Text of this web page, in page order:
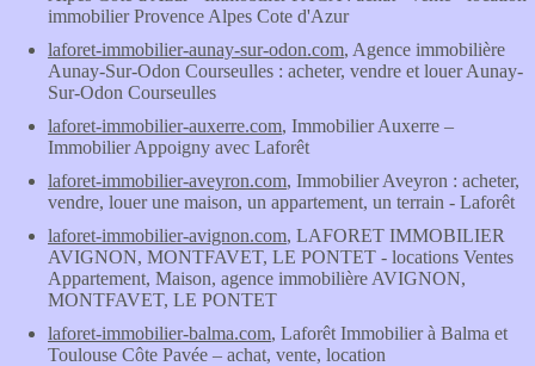
immobilier Provence Alpes Cote d'Azur
laforet-immobilier-aunay-sur-odon.com, Agence immobilière
Aunay-Sur-Odon Courseulles : acheter, vendre et louer Aunay-
Sur-Odon Courseulles
laforet-immobilier-auxerre.com, Immobilier Auxerre –
Immobilier Appoigny avec Laforêt
laforet-immobilier-aveyron.com, Immobilier Aveyron : acheter,
vendre, louer une maison, un appartement, un terrain - Laforêt
laforet-immobilier-avignon.com, LAFORET IMMOBILIER
AVIGNON, MONTFAVET, LE PONTET - locations Ventes
Appartement, Maison, agence immobilière AVIGNON,
MONTFAVET, LE PONTET
laforet-immobilier-balma.com, Laforêt Immobilier à Balma et
Toulouse Côte Pavée – achat, vente, location